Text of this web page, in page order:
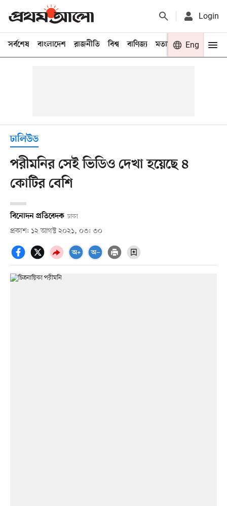
Login
সর্বশেষ বাংলাদেশ রাজনীতি বিশ্ব বাণিজ্য মতামত খেলা
Eng
ঢালিউড
পরীমনির সেই ভিডিও দেখা হয়েছে ৪
কোটির বেশি
বিনোদন প্রতিবেদক ঢাকা
প্রকাশ: ১২ আগস্ট ২০২১, ০৩: ৩০